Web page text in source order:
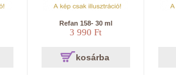
Refan 158- 30 ml
3 990 Ft
kosárba